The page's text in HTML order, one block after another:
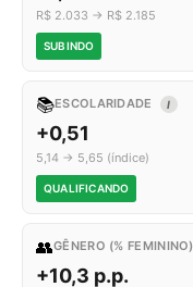
R$ 2.033 → R$ 2.185
SUBINDO
📚ESCOLARIDADE I
+0,51
5,14 → 5,65 (índice)
QUALIFICANDO
👥GÊNERO (% FEMININO)
+10,3 p.p.